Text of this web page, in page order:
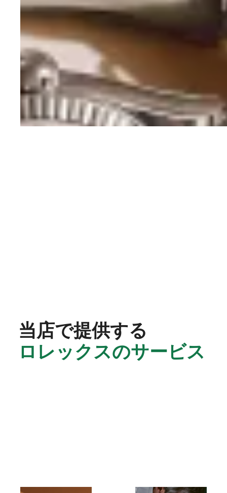
当店で提供する
ロレックスのサービス